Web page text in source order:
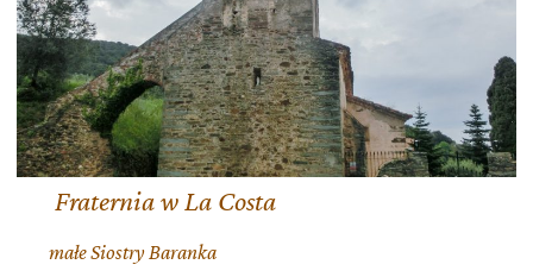
Fraternia w La Costa
małe Siostry Baranka